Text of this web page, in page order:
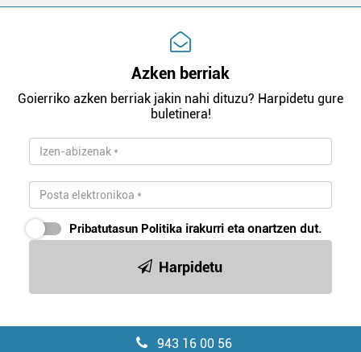
Azken berriak
Goierriko azken berriak jakin nahi dituzu? Harpidetu gure
buletinera!
Pribatutasun Politika irakurri eta onartzen dut.
Harpidetu
943 16 00 56